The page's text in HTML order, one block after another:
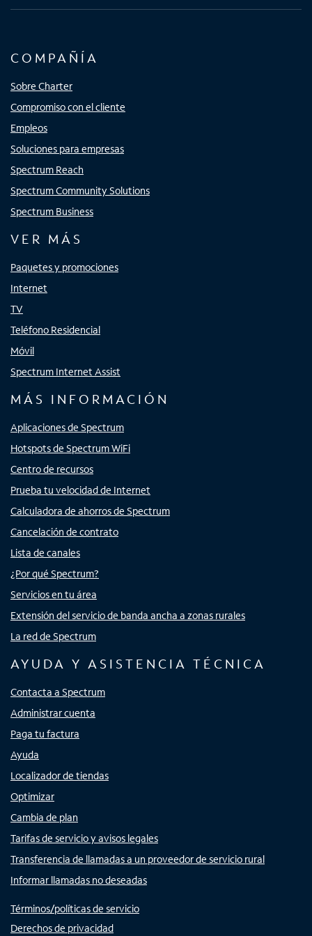
COMPAÑÍA
Sobre Charter
Compromiso con el cliente
Empleos
Soluciones para empresas
Spectrum Reach
Spectrum Community Solutions
Spectrum Business
VER MÁS
Paquetes y promociones
Internet
TV
Teléfono Residencial
Móvil
Spectrum Internet Assist
MÁS INFORMACIÓN
Aplicaciones de Spectrum
Hotspots de Spectrum WiFi
Centro de recursos
Prueba tu velocidad de Internet
Calculadora de ahorros de Spectrum
Cancelación de contrato
Lista de canales
¿Por qué Spectrum?
Servicios en tu área
Extensión del servicio de banda ancha a zonas rurales
La red de Spectrum
AYUDA Y ASISTENCIA TÉCNICA
Contacta a Spectrum
Administrar cuenta
Paga tu factura
Ayuda
Localizador de tiendas
Optimizar
Cambia de plan
Tarifas de servicio y avisos legales
Transferencia de llamadas a un proveedor de servicio rural
Informar llamadas no deseadas
Términos/políticas de servicio
Derechos de privacidad